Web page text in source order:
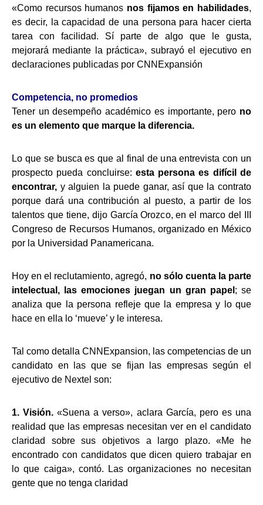
«Como recursos humanos nos fijamos en habilidades,
es decir, la capacidad de una persona para hacer cierta
tarea con facilidad. Sí parte de algo que le gusta,
mejorará mediante la práctica», subrayó el ejecutivo en
declaraciones publicadas por CNNExpansión
Competencia, no promedios
Tener un desempeño académico es importante, pero no
es un elemento que marque la diferencia.
Lo que se busca es que al final de una entrevista con un
prospecto pueda concluirse: esta persona es difícil de
encontrar, y alguien la puede ganar, así que la contrato
porque dará una contribución al puesto, a partir de los
talentos que tiene, dijo García Orozco, en el marco del III
Congreso de Recursos Humanos, organizado en México
por la Universidad Panamericana.
Hoy en el reclutamiento, agregó, no sólo cuenta la parte
intelectual, las emociones juegan un gran papel ; se
analiza que la persona refleje que la empresa y lo que
hace en ella lo ‘mueve’ y le interesa.
Tal como detalla CNNExpansion, las competencias de un
candidato en las que se fijan las empresas según el
ejecutivo de Nextel son:
1. Visión. «Suena a verso», aclara García, pero es una
realidad que las empresas necesitan ver en el candidato
claridad sobre sus objetivos a largo plazo. «Me he
encontrado con candidatos que dicen quiero trabajar en
lo que caiga», contó. Las organizaciones no necesitan
gente que no tenga claridad